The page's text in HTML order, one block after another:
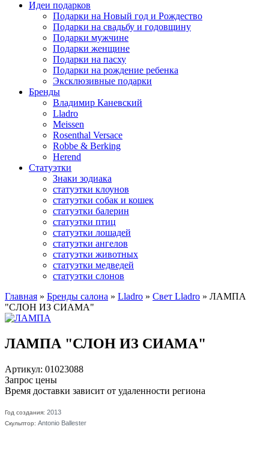
Идеи подарков
Подарки на Новый год и Рождество
Подарки на свадьбу и годовщину
Подарки мужчине
Подарки женщине
Подарки на пасху
Подарки на рождение ребенка
Эксклюзивные подарки
Бренды
Владимир Каневский
Lladro
Meissen
Rosenthal Versace
Robbe & Berking
Herend
Статуэтки
Знаки зодиака
статуэтки клоунов
статуэтки собак и кошек
статуэтки балерин
статуэтки птиц
статуэтки лошадей
статуэтки ангелов
статуэтки животных
статуэтки медведей
статуэтки слонов
Главная » Бренды салона » Lladro » Свет Lladro » ЛАМПА
"СЛОН ИЗ СИАМА"
ЛАМПА "СЛОН ИЗ СИАМА"
Артикул: 01023088
Запрос цены
Время доставки зависит от удаленности региона
Год создания: 2013
Скульптор: Antonio Ballester